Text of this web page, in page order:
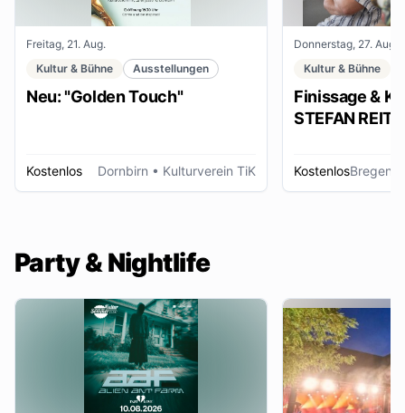
Freitag, 21. Aug.
Kultur & Bühne
Ausstellungen
Neu: "Golden Touch"
Kostenlos Dornbirn • Kulturverein TiK
Donnerstag, 27. Aug.
Kultur & Bühne
Finissage &
STEFAN
KostenlosBregenz
Party & Nightlife